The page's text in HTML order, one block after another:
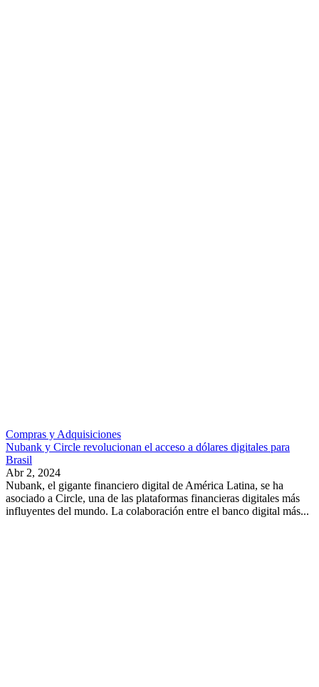
Compras y Adquisiciones
Nubank y Circle revolucionan el acceso a dólares digitales para
Brasil
Abr 2, 2024
Nubank, el gigante financiero digital de América Latina, se ha
asociado a Circle, una de las plataformas financieras digitales más
influyentes del mundo. La colaboración entre el banco digital más...